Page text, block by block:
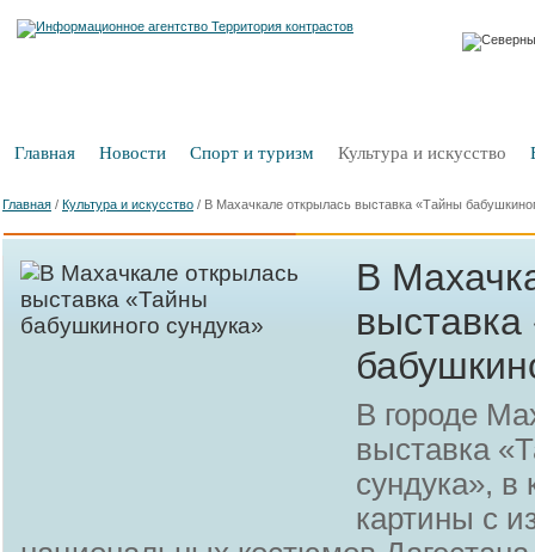
Главная Новости Спорт и туризм Культура и искусство
Главная / Культура и искусство / В Махачкале открылась выставка «Тайны
В
В городе
выставка
сундука»,
картины с